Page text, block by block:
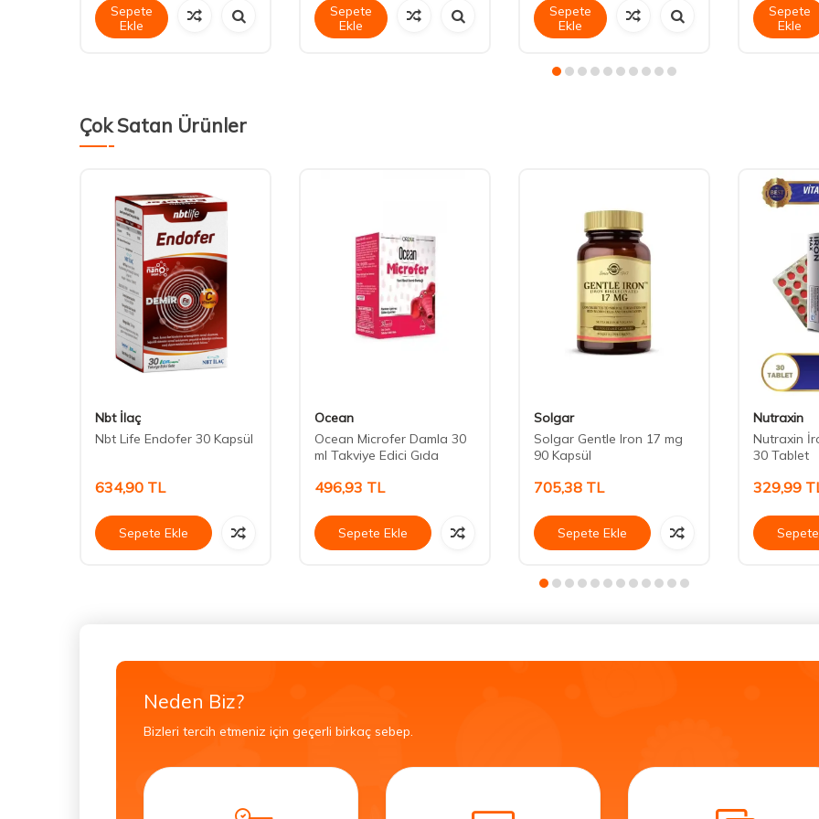
Sepete
Ekle
Sepete
Ekle
Sepete
Ekle
Sepete
Ekle
Çok Satan Ürünler
Nbt İlaç
Nbt Life Endofer 30 Kapsül
634,90 TL
Sepete Ekle
Ocean
Ocean Microfer Damla 30
ml Takviye Edici Gıda
496,93 TL
Sepete Ekle
Solgar
Solgar Gentle Iron 17 mg
90 Kapsül
705,38 TL
Sepete Ekle
Nutraxin
Nutraxin
30 Tablet
329,99
Neden Biz?
Bizleri tercih etmeniz için geçerli birkaç sebep.